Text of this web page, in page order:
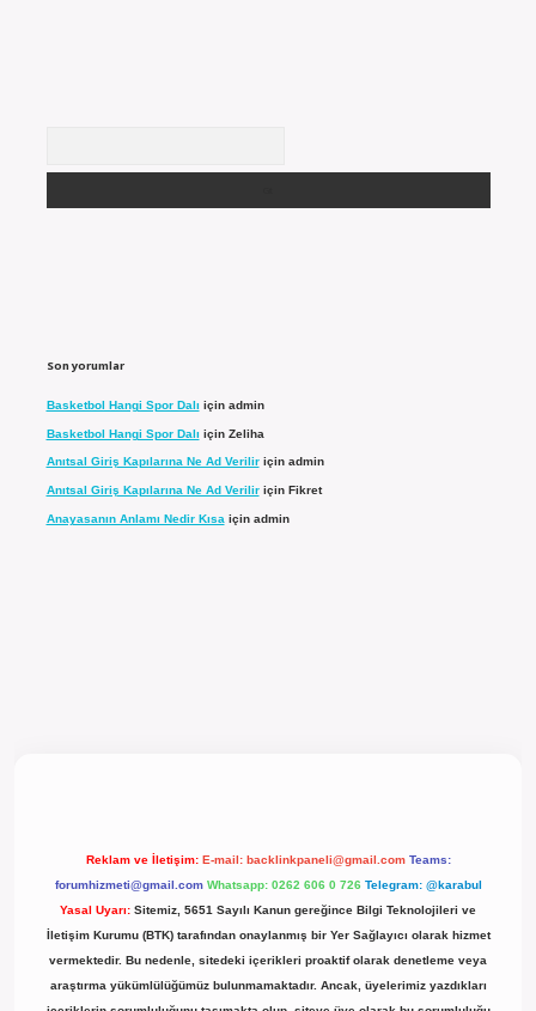
Son yorumlar
Basketbol Hangi Spor Dalı için admin
Basketbol Hangi Spor Dalı için Zeliha
Anıtsal Giriş Kapılarına Ne Ad Veriliriçin admin
Anıtsal Giriş Kapılarına Ne Ad Veriliriçin Fikret
Anayasanın Anlamı Nedir Kısa için admin
Reklam ve İletişim: E-mail: backlinkpaneli@gmail.com Teams:
forumhizmeti@gmail.com Whatsapp: 0262 606 0 726 Telegram: @karabul
Yasal Uyarı: Sitemiz, 5651 Sayılı Kanun gereğince Bilgi Teknolojileri ve
İletişim Kurumu (BTK) tarafından onaylanmış bir Yer Sağlayıcı olarak hizmet
vermektedir. Bu nedenle, sitedeki içerikleri proaktif olarak denetleme veya
araştırma yükümlülüğümüz bulunmamaktadır. Ancak, üyelerimiz yazdıkları